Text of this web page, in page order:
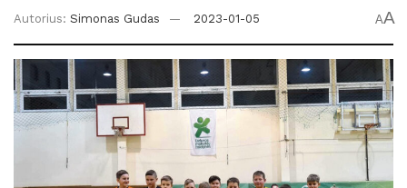
Autorius: Simonas Gudas 2023-01-05 AA